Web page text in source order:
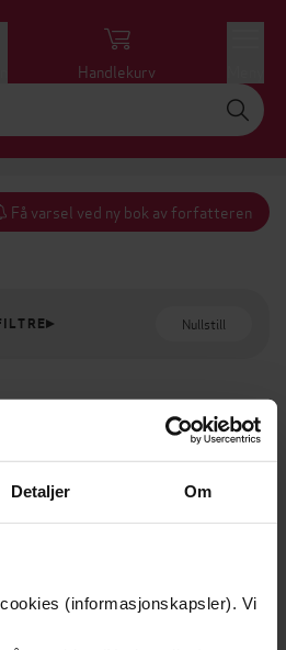
Detaljer Om
(informasjonskapsler). Vi
Handlekurv
Få varsel ved ny bok av forfatteren
Nullstill